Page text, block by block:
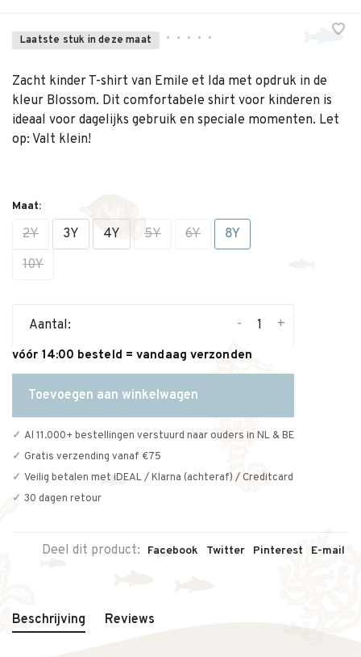
Laatste stuk in deze maat • • • • •
Zacht kinder T-shirt van Emile et Ida met opdruk in de
kleur Blossom. Dit comfortabele shirt voor kinderen is
ideaal voor dagelijks gebruik en speciale momenten. Let
op: Valt klein!
Maat:
2Y 3Y 4Y 5Y 6Y
8Y
10Y
Aantal: +
-
vóór 14:00 besteld = vandaag verzonden
Toevoegen aan winkelwagen
Al 11.000+ bestellingen verstuurd naar ouders in NL & BE
Gratis verzending vanaf €75
Veilig betalen met iDEAL / Klarna (achteraf) / Creditcard
30 dagen retour
Deel dit product: Facebook Twitter Pinterest E-mail
Beschrijving Reviews